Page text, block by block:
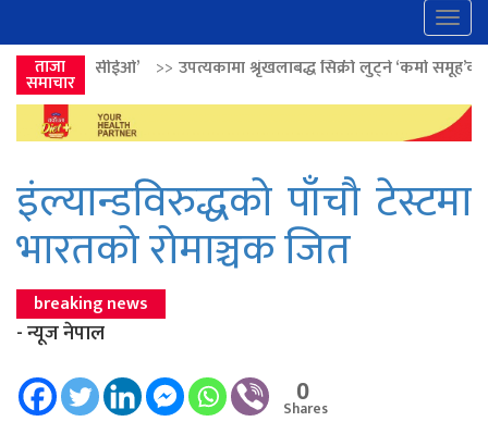
ताजा
समाचार
उपत्यकामा श्रृंखलाबद्ध सिक्री लुट्ने ‘कर्मा समूह’का नाइकेसहित पाँच पक्राउ
इंल्यान्डविरुद्धको पाँचौ टेस्टमा
भारतको रोमाञ्चक जित
breaking news
- न्यूज नेपाल
0
Shares